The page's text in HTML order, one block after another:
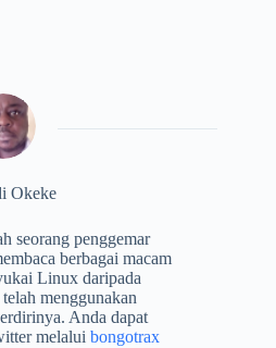
Okeke
seorang penggemar
berbagai macam
Linux daripada
menggunakan
Anda dapat
melaluibongotrax